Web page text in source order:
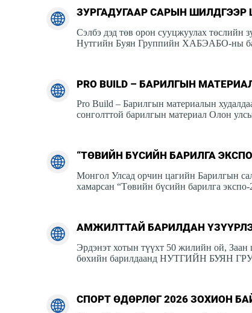
ЗУРГАДУГААР САРЫН ШИЛДГЭЭР
Сэлбэ дэд төв орон сууцжуулах төслийн
Нутгийн Буян Группийн ХАБЭАБО-ны
PRO BUILD – БАРИЛГЫН
Pro Build – Барилгын материалын
сонголттой барилгын материал Олон
“ТӨВИЙН БҮСИЙН БАРИЛГА
Монгол Улсад орчин цагийн Барилгын
хамарсан “Төвийн бүсийн барилга
АМЖИЛТТАЙ БАРИЛДАН
Эрдэнэт хотын түүхт 50 жилийн ой, Заан
бөхийн барилдаанд НУТГИЙН БУЯН
СПОРТ ӨДӨРЛӨГ 2026 ЗОХИОН